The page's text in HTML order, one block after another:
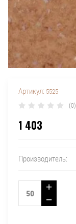
Артикул: 5525
(0)
1 403
Производитель:
+
−